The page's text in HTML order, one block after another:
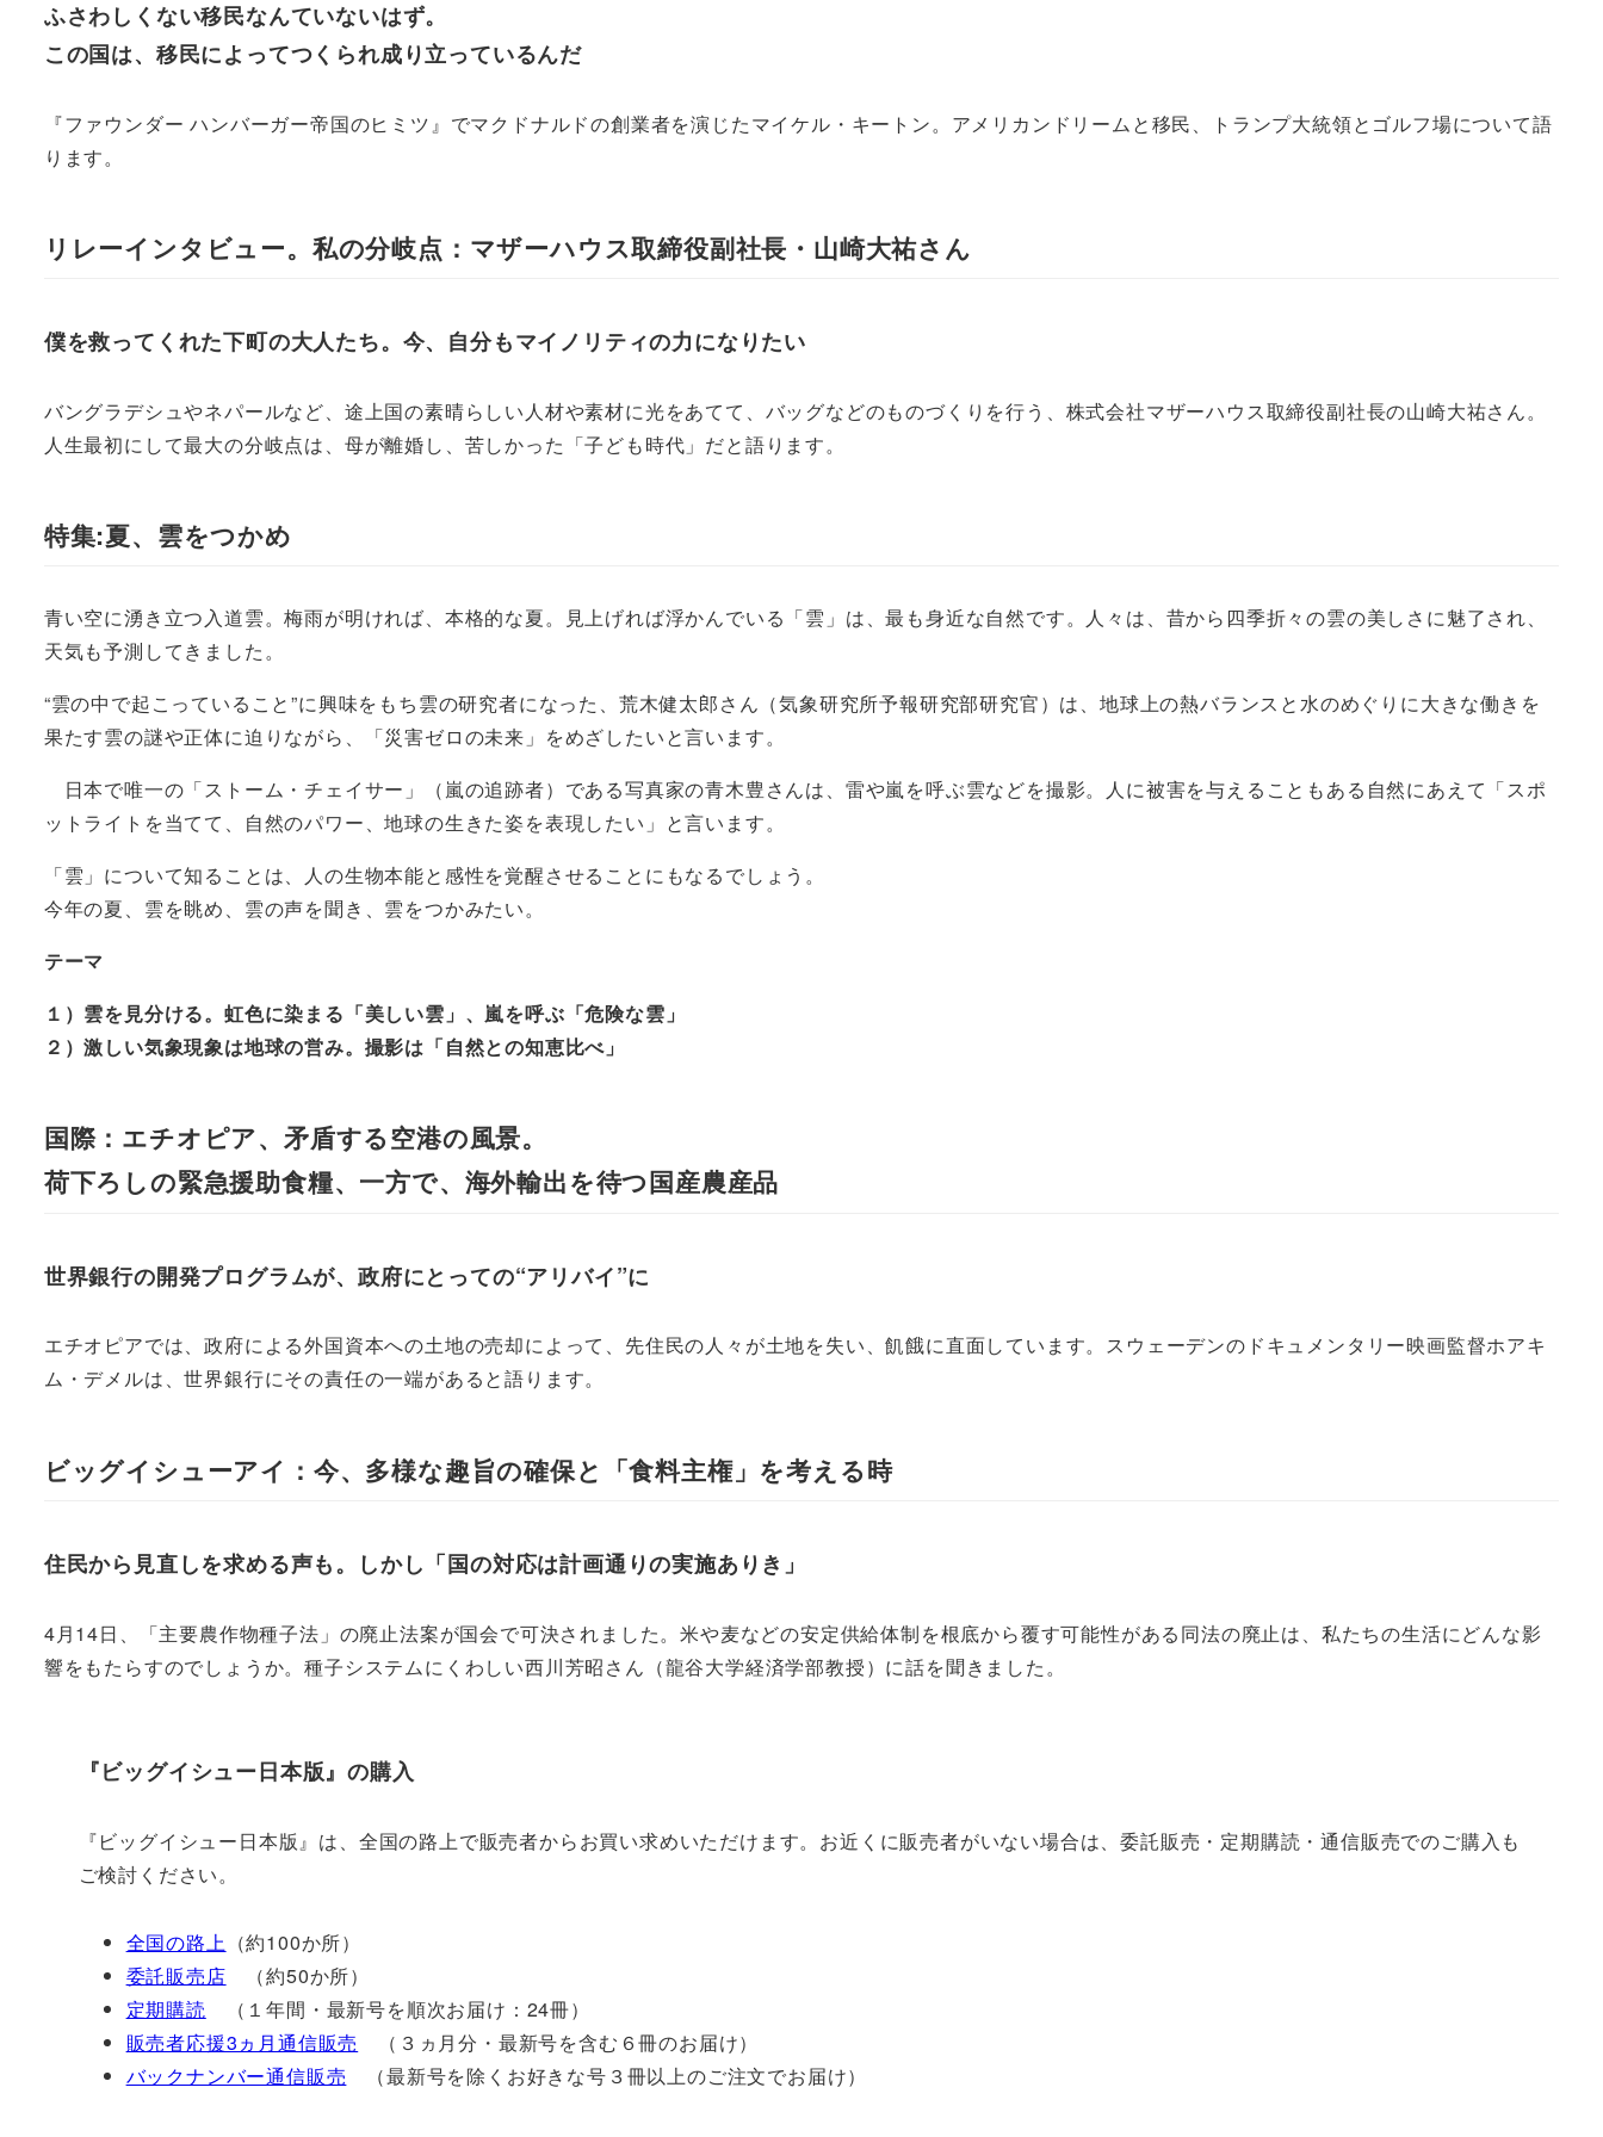
ふさわしくない移民なんていないはず。
この国は、移民によってつくられ成り立っているんだ
『ファウンダー ハンバーガー帝国のヒミツ』でマクドナルドの創業者を演じたマイケル・キートン。アメリカンドリームと移民、トランプ大統領とゴルフ場について語
ります。
リレーインタビュー。私の分岐点：マザーハウス取締役副社長・山崎大祐さん
僕を救ってくれた下町の大人たち。今、自分もマイノリティの力になりたい
バングラデシュやネパールなど、途上国の素晴らしい人材や素材に光をあてて、バッグなどのものづくりを行う、株式会社マザーハウス取締役副社長の山崎大祐さん。
人生最初にして最大の分岐点は、母が離婚し、苦しかった「子ども時代」だと語ります。
特集:夏、雲をつかめ
青い空に湧き立つ入道雲。梅雨が明ければ、本格的な夏。見上げれば浮かんでいる「雲」は、最も身近な自然です。人々は、昔から四季折々の雲の美しさに魅了され、
天気も予測してきました。
“雲の中で起こっていること”に興味をもち雲の研究者になった、荒木健太郎さん（気象研究所予報研究部研究官）は、地球上の熱バランスと水のめぐりに大きな働きを
果たす雲の謎や正体に迫りながら、「災害ゼロの未来」をめざしたいと言います。
日本で唯一の「ストーム・チェイサー」（嵐の追跡者）である写真家の青木豊さんは、雷や嵐を呼ぶ雲などを撮影。人に被害を与えることもある自然にあえて「スポ
ットライトを当てて、自然のパワー、地球の生きた姿を表現したい」と言います。
「雲」について知ることは、人の生物本能と感性を覚醒させることにもなるでしょう。
今年の夏、雲を眺め、雲の声を聞き、雲をつかみたい。
テーマ
１）雲を見分ける。虹色に染まる「美しい雲」、嵐を呼ぶ「危険な雲」
２）激しい気象現象は地球の営み。撮影は「自然との知恵比べ」
国際：エチオピア、矛盾する空港の風景。
荷下ろしの緊急援助食糧、一方で、海外輸出を待つ国産農産品
世界銀行の開発プログラムが、政府にとっての“アリバイ”に
エチオピアでは、政府による外国資本への土地の売却によって、先住民の人々が土地を失い、飢餓に直面しています。スウェーデンのドキュメンタリー映画監督ホアキ
ム・デメルは、世界銀行にその責任の一端があると語ります。
ビッグイシューアイ：今、多様な趣旨の確保と「食料主権」を考える時
住民から見直しを求める声も。しかし「国の対応は計画通りの実施ありき」
4月14日、「主要農作物種子法」の廃止法案が国会で可決されました。米や麦などの安定供給体制を根底から覆す可能性がある同法の廃止は、私たちの生活にどんな影
響をもたらすのでしょうか。種子システムにくわしい西川芳昭さん（龍谷大学経済学部教授）に話を聞きました。
『ビッグイシュー日本版』の購入
『ビッグイシュー日本版』は、全国の路上で販売者からお買い求めいただけます。お近くに販売者がいない場合は、委託販売・定期購読・通信販売でのご購入も
ご検討ください。
全国の路上 （約100か所）
委託販売店 （約50か所）
定期購読 （１年間・最新号を順次お届け：24冊）
販売者応援3ヵ月通信販売 （３ヵ月分・最新号を含む６冊のお届け）
バックナンバー通信販売 （最新号を除くお好きな号３冊以上のご注文でお届け）